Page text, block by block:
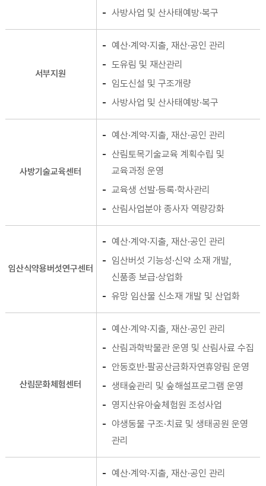
사방사업 및 산사태예방·복구
서부지원
예산·계약·지출, 재산·공인 관리
도유림 및 재산관리
임도신설 및 구조개량
사방사업 및 산사태예방·복구
사방기술교육센터
예산·계약·지출, 재산·공인 관리
산림토목기술교육 계획수립 및
교육과정 운영
교육생 선발·등록·학사관리
산림사업분야 종사자 역량강화
임산식약용버섯연구센터
예산·계약·지출, 재산·공인 관리
임산버섯 기능성·신약 소재 개발,
신품종 보급·상업화
유망 임산물 신소재 개발 및 산업화
산림문화체험센터
예산·계약·지출, 재산·공인 관리
산림과학박물관 운영 및 산림사료 수집
안동호반·팔공산금화자연휴양림 운영
생태숲관리 및 숲해설프로그램 운영
영지산유아숲체험원 조성사업
야생동물 구조·치료 및 생태공원 운영
관리
예산·계약·지출, 재산·공인 관리